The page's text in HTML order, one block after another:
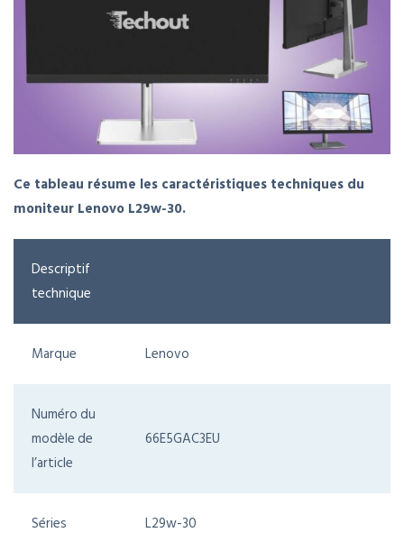
Ce tableau résume les caractéristiques techniques du
moniteur Lenovo L29w-30.
Descriptif
technique
Marque Lenovo
Numéro du
modèle de
l’article
66E5GAC3EU
Séries L29w-30